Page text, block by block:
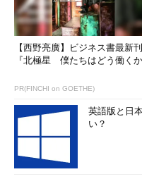
【西野亮廣】ビジネス書最新刊
『北極星 僕たちはどう働くか
PR(FINCHI on GOETHE)
英語版と日
い？